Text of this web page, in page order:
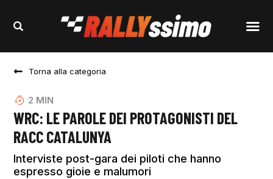
Torna alla categoria
2 MIN
WRC: LE PAROLE DEI PROTAGONISTI DEL
RACC CATALUNYA
Interviste post-gara dei piloti che hanno
espresso gioie e malumori